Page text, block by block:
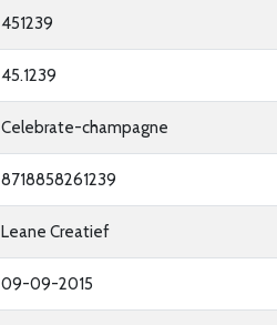
451239
45.1239
Celebrate-champagne
8718858261239
Leane Creatief
09-09-2015